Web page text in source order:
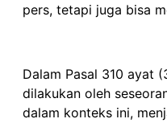
pers, tetapi juga bisa
Dalam Pasal 310 ayat
dilakukan oleh
dalam konteks ini,